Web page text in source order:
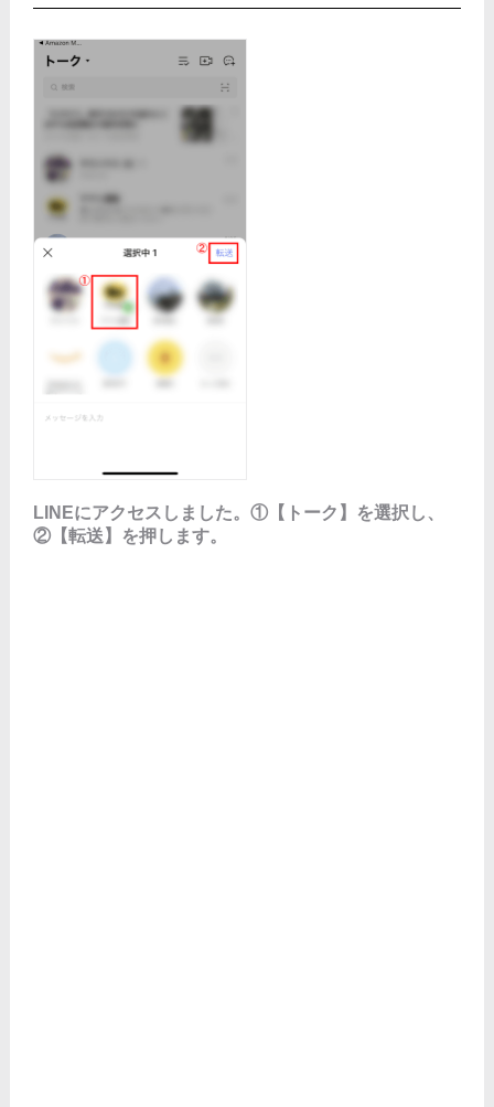
LINEにアクセスしました。①【トーク】を選択し、
②【転送】を押します。